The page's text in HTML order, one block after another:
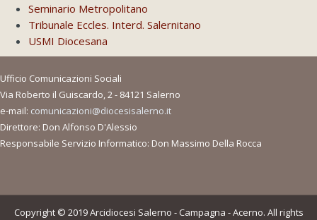
Seminario Metropolitano
Tribunale Eccles. Interd. Salernitano
USMI Diocesana
Ufficio Comunicazioni Sociali
Via Roberto il Guiscardo, 2 - 84121 Salerno
e-mail: comunicazioni@diocesisalerno.it
Direttore: Don Alfonso D'Alessio
Responsabile Servizio Informatico: Don Massimo Della Rocca
Copyright © 2019 Arcidiocesi Salerno - Campagna - Acerno. All rights